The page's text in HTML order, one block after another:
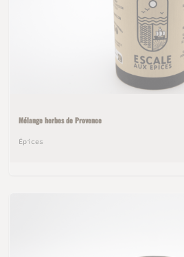
Mélange herbes de Provence
Épices